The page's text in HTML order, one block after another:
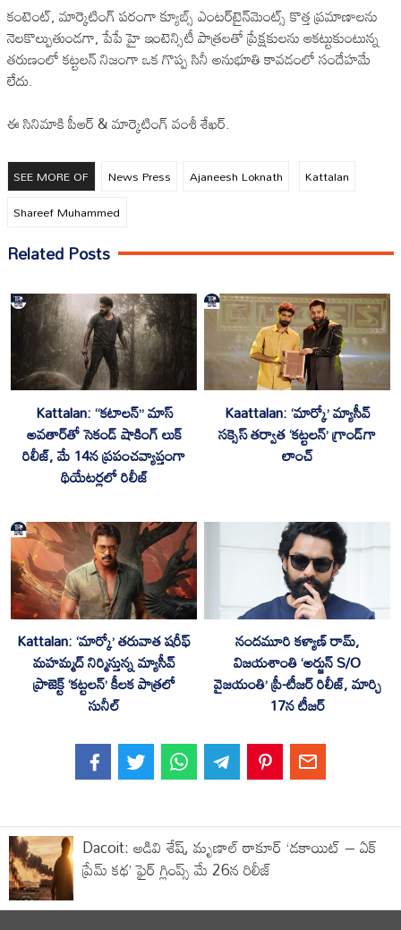
కంటెంట్, మార్కెటింగ్ పరంగా క్యూబ్స్ ఎంటర్‌టైన్‌మెంట్స్ కొత్త ప్రమాణాలను
నెలకొల్పుతుండగా, పేపే హై ఇంటెన్సిటీ పాత్రలతో ప్రేక్షకులను ఆకట్టుకుంటున్న
తరుణంలో కట్టలన్ నిజంగా ఒక గొప్ప సినీ అనుభూతి కావడంలో సందేహమే
లేదు.
ఈ సినిమాకి పీఆర్ & మార్కెటింగ్ వంశీ శేఖర్.
SEE MORE OF News Press Ajaneesh Loknath
Kattalan
Shareef Muhammed
Related Posts
Kattalan: “కటాలన్” మాస్
అవతార్‌తో సెకండ్ షాకింగ్ లుక్
రిలీజ్, మే 14న ప్రపంచవ్యాప్తంగా
థియేటర్లలో రిలీజ్
Kaattalan: ‘మార్కో’ మ్యాసీవ్
సక్సెస్ తర్వాత ‘కట్టలన్’ గ్రాండ్‌గా
లాంచ్
Kattalan: ‘మార్కో’ తరువాత షరీఫ్
మహమ్మద్ నిర్మిస్తున్న మ్యాసీవ్
ప్రాజెక్ట్ ‘కట్టలన్’ కీలక పాత్రలో
సునీల్
నందమూరి కళ్యాణ్ రామ్,
విజయశాంతి ‘అర్జున్ S/O
వైజయంతి’ ప్రీ-టీజర్ రిలీజ్, మార్చి
17న టీజర్
Dacoit: అడివి శేష్, మృణాల్ ఠాకూర్ ‘డకాయిట్ – ఏక్
ప్రేమ్ కథ’ ఫైర్ గ్లింప్స్ మే 26న రిలీజ్